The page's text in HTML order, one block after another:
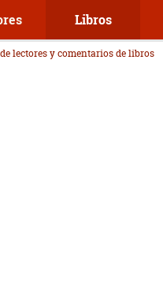
Libros
lectores y comentarios de libros